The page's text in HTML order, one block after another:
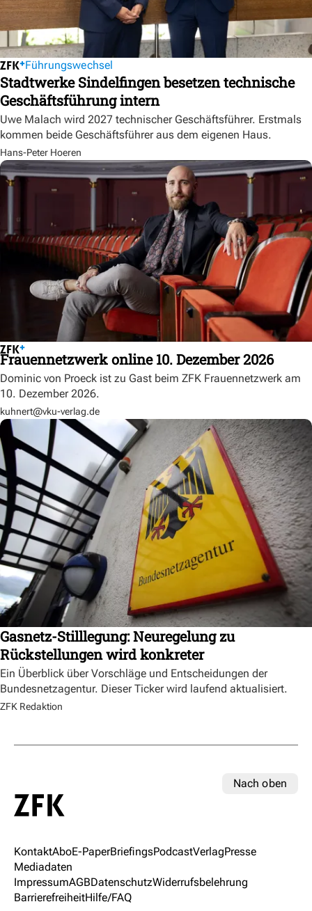
Führungswechsel
Stadtwerke Sindelfingen besetzen technische
Geschäftsführung intern
Uwe Malach wird 2027 technischer Geschäftsführer. Erstmals
kommen beide Geschäftsführer aus dem eigenen Haus.
Hans-Peter Hoeren
Frauennetzwerk online 10. Dezember 2026
Dominic von Proeck ist zu Gast beim ZFK Frauennetzwerk am
10. Dezember 2026.
kuhnert@vku-verlag.de
Gasnetz-Stilllegung: Neuregelung zu
Rückstellungen wird konkreter
Ein Überblick über Vorschläge und Entscheidungen der
Bundesnetzagentur. Dieser Ticker wird laufend aktualisiert.
ZFK Redaktion
Nach oben
KontaktAboE-PaperBriefingsPodcastVerlagPresse
Mediadaten
ImpressumAGBDatenschutzWiderrufsbelehrung
BarrierefreiheitHilfe/FAQ